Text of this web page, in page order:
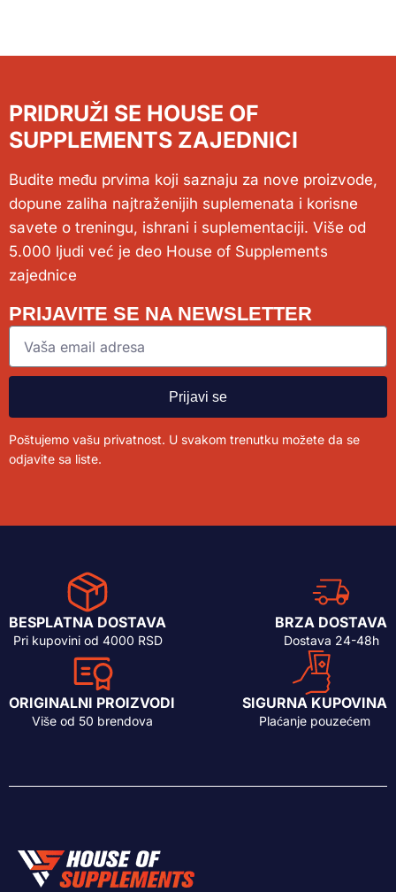
PRIDRUŽI SE HOUSE OF
SUPPLEMENTS ZAJEDNICI
Budite među prvima koji saznaju za nove proizvode,
dopune zaliha najtraženijih suplemenata i korisne
savete o treningu, ishrani i suplementaciji. Više od
5.000 ljudi već je deo House of Supplements
zajednice
PRIJAVITE SE NA NEWSLETTER
Prijavi se
Poštujemo vašu privatnost. U svakom trenutku možete da se
odjavite sa liste.
BESPLATNA DOSTAVA
Pri kupovini od 4000 RSD
BRZA DOSTAVA
Dostava 24-48h
ORIGINALNI PROIZVODI
Više od 50 brendova
SIGURNA KUPOVINA
Plaćanje pouzećem